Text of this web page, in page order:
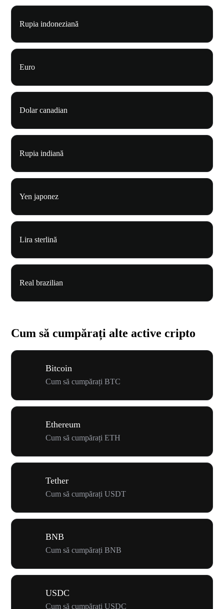
Rupia indoneziană
Euro
Dolar canadian
Rupia indiană
Yen japonez
Lira sterlină
Real brazilian
Cum să cumpărați alte active cripto
Bitcoin
Cum să cumpărați BTC
Ethereum
Cum să cumpărați ETH
Tether
Cum să cumpărați USDT
BNB
Cum să cumpărați BNB
USDC
Cum să cumpărați USDC